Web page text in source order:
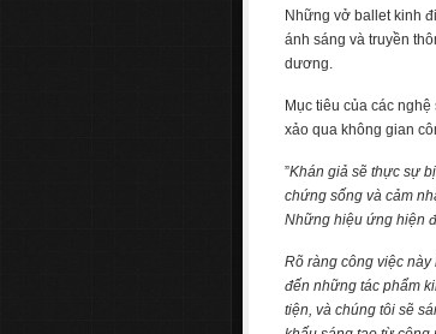
Những vở ballet kinh
ánh sáng và truyền
dương.
Mục tiêu của các
xảo qua không gian
”Khán giả sẽ thực sự
chứng sống và cảm
Những hiệu ứng hiện
Rõ ràng công việc
đến những tác phẩm
tiện, và chúng tôi sẽ